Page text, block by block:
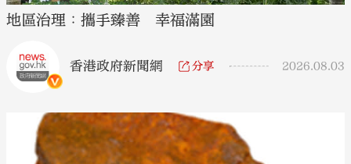
地區治理︰攜手臻善 幸福滿園
香港政府新聞網 分享 2026.08.03